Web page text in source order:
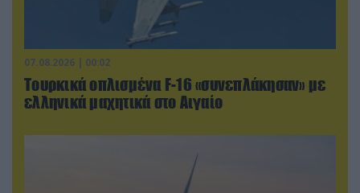
07.08.2026 | 00:02
Τουρκικά οπλισμένα F-16 «συνεπλάκησαν» με
ελληνικά μαχητικά στο Αιγαίο